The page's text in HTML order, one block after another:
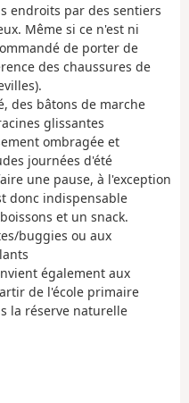
endroits par des sentiers
Même si ce n'est ni
de porter de
des chaussures de
des bâtons de marche
glissantes
ombragée et
journées d'été
une pause, à l'exception
donc indispensable
et un snack.
buggies ou aux
également aux
de l'école primaire
la réserve naturelle